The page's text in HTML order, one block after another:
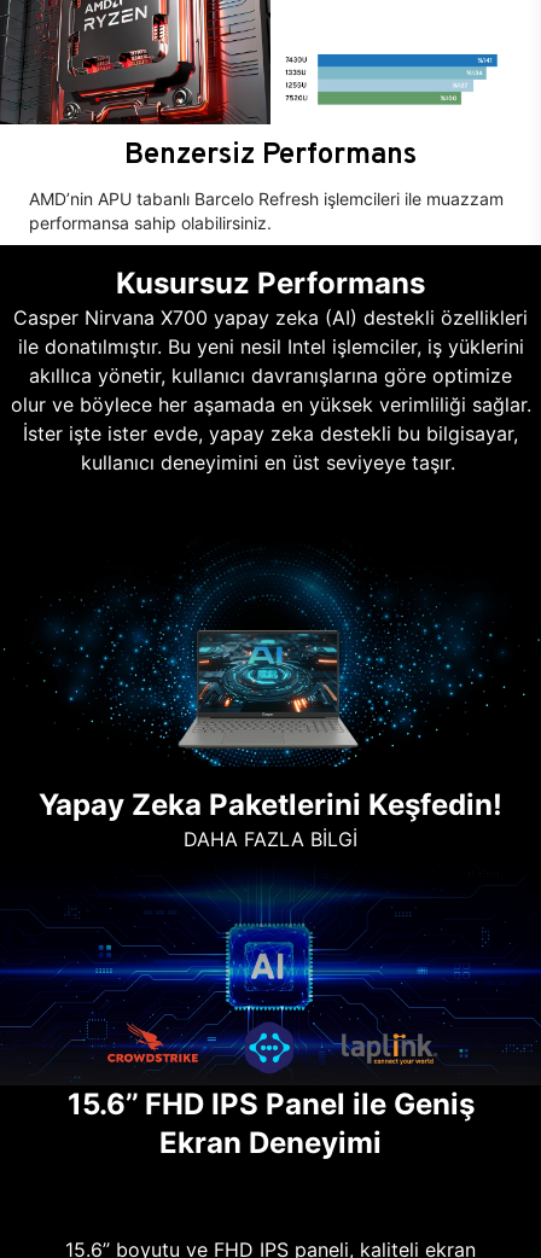
Benzersiz Performans
AMD’nin APU tabanlı Barcelo Refresh işlemcileri ile muazzam
performansa sahip olabilirsiniz.
Kusursuz Performans
Casper Nirvana X700 yapay zeka (AI) destekli özellikleri
ile donatılmıştır. Bu yeni nesil Intel işlemciler, iş yüklerini
akıllıca yönetir, kullanıcı davranışlarına göre optimize
olur ve böylece her aşamada en yüksek verimliliği sağlar.
İster işte ister evde, yapay zeka destekli bu bilgisayar,
kullanıcı deneyimini en üst seviyeye taşır.
Yapay Zeka Paketlerini Keşfedin!
DAHA FAZLA BİLGİ
15.6’’ FHD IPS Panel ile Geniş
Ekran Deneyimi
15.6’’ boyutu ve FHD IPS paneli, kaliteli ekran